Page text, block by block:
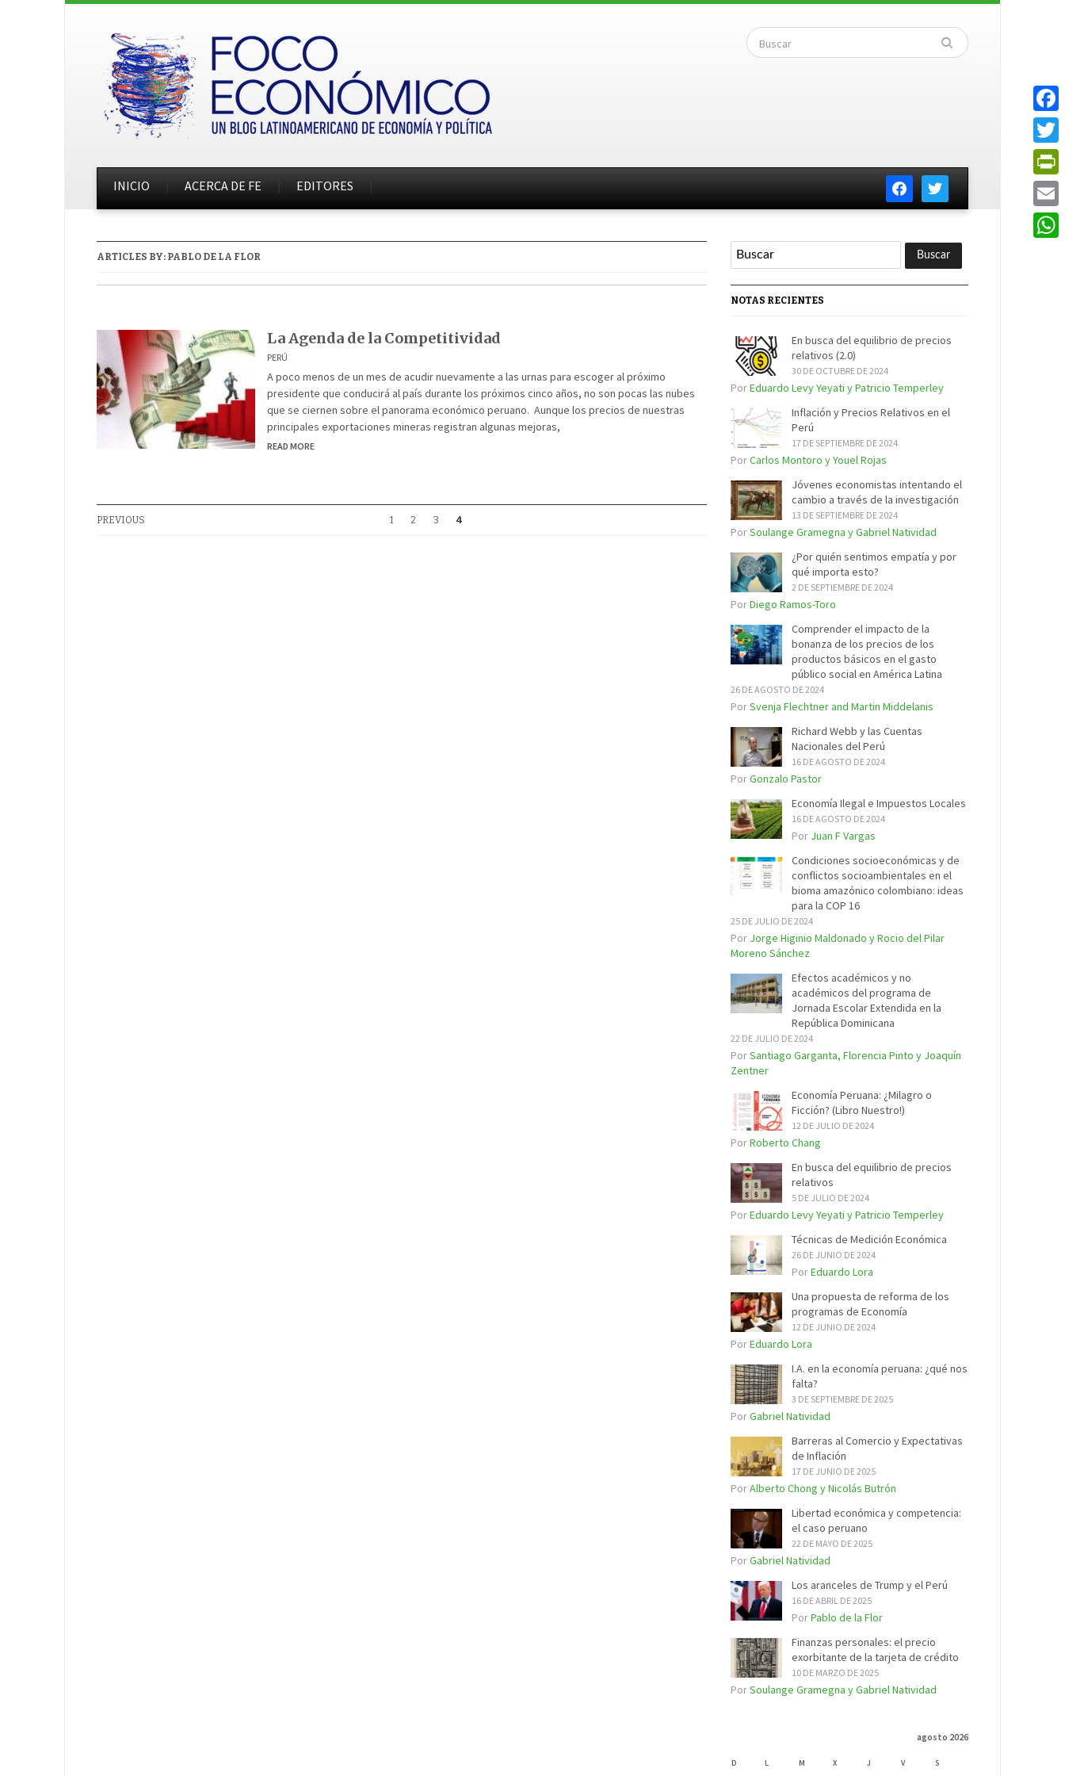
facebooktwitter
INICIO ACERCA DE FE EDITORES
ARTICLES BY: PABLO DE LA FLOR
La Agenda de la Competitividad
PERÚ
A poco menos de un mes de acudir nuevamente a las urnas para escoger al próximo
presidente que conducirá al país durante los próximos cinco años, no son pocas las nubes
que se ciernen sobre el panorama económico peruano. Aunque los precios de nuestras
principales exportaciones mineras registran algunas mejoras,
READ MORE
PREVIOUS 1 2 3 4
NOTAS RECIENTES
En busca del equilibrio de precios
relativos (2.0)
30 DE OCTUBRE DE 2024
PorEduardo Levy Yeyati y Patricio Temperley
Inflación y Precios Relativos en el
Perú
17 DE SEPTIEMBRE DE 2024
PorCarlos Montoro y Youel Rojas
Jóvenes economistas intentando el
cambio a través de la investigación
13 DE SEPTIEMBRE DE 2024
PorSoulange Gramegna y Gabriel Natividad
¿Por quién sentimos empatía y por
qué importa esto?
2 DE SEPTIEMBRE DE 2024
PorDiego Ramos-Toro
Comprender el impacto de la
bonanza de los precios de los
productos básicos en el gasto
público social en América Latina
26 DE AGOSTO DE 2024
PorSvenja Flechtner and Martin Middelanis
Richard Webb y las Cuentas
Nacionales del Perú
16 DE AGOSTO DE 2024
PorGonzalo Pastor
Economía Ilegal e Impuestos Locales
16 DE AGOSTO DE 2024
Por Juan F Vargas
Condiciones socioeconómicas y de
conflictos socioambientales en el
bioma amazónico colombiano: ideas
para la COP 16
25 DE JULIO DE 2024
Por Jorge Higinio Maldonado y Rocio del Pilar
Moreno Sánchez
Efectos académicos y no
académicos del programa de
Jornada Escolar Extendida en la
República Dominicana
22 DE JULIO DE 2024
PorSantiago Garganta, Florencia Pinto y Joaquín
Zentner
Economía Peruana: ¿Milagro o
Ficción? (Libro Nuestro!)
12 DE JULIO DE 2024
PorRoberto Chang
En busca del equilibrio de precios
relativos
5 DE JULIO DE 2024
PorEduardo Levy Yeyati y Patricio Temperley
Técnicas de Medición Económica
26 DE JUNIO DE 2024
PorEduardo Lora
Una propuesta de reforma de los
programas de Economía
12 DE JUNIO DE 2024
PorEduardo Lora
I.A. en la economía peruana: ¿qué nos
falta?
3 DE SEPTIEMBRE DE 2025
PorGabriel Natividad
Barreras al Comercio y Expectativas
de Inflación
17 DE JUNIO DE 2025
PorAlberto Chong y Nicolás Butrón
Libertad económica y competencia:
el caso peruano
22 DE MAYO DE 2025
PorGabriel Natividad
Los aranceles de Trump y el Perú
16 DE ABRIL DE 2025
PorPablo de la Flor
Finanzas personales: el precio
exorbitante de la tarjeta de crédito
10 DE MARZO DE 2025
PorSoulange Gramegna y Gabriel Natividad
agosto 2026
D L M X J V S
Email